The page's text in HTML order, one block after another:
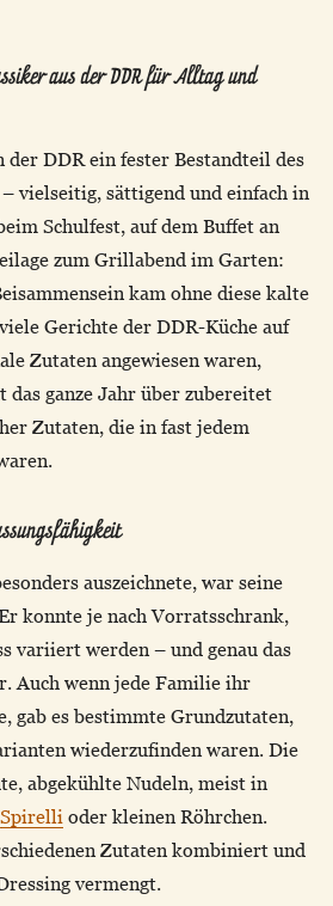
aus der DDR für Alltag und
DDR ein fester Bestandteil des
vielseitig, sättigend und einfach in
Schulfest, auf dem Buffet an
zum Grillabend im Garten:
kam ohne diese kalte
Gerichte der DDR-Küche auf
Zutaten angewiesen waren,
das ganze Jahr über zubereitet
Zutaten, die in fast jedem
auszeichnete, war seine
konnte je nach Vorratsschrank,
variiert werden – und genau das
Auch wenn jede Familie ihr
gab es bestimmte Grundzutaten,
wiederzufinden waren. Die
abgekühlte Nudeln, meist in
Spirelli oder kleinen Röhrchen.
Zutaten kombiniert und
vermengt.